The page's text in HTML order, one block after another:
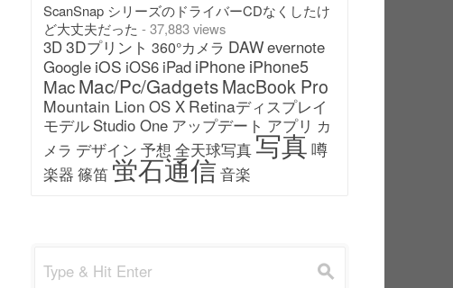
ScanSnap シリーズのドライバーCDなくしたけ
ど大丈夫だった - 37,883 views
3D3Dプリント 360°カメラ DAWevernote
Google iOS iOS6 iPad iPhoneiPhone5
MacMac/Pc/GadgetsMacBook Pro
Mountain Lion OS X Retinaディスプレイ
モデル Studio One アップデート アプリ カ
メラ デザイン 予想 全天球写真写真噂
楽器 篠笛 蛍石通信音楽
s